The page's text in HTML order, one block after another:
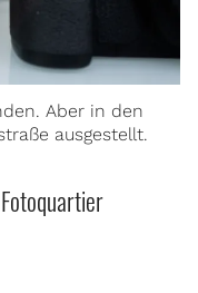
Aber in den
ausgestellt.